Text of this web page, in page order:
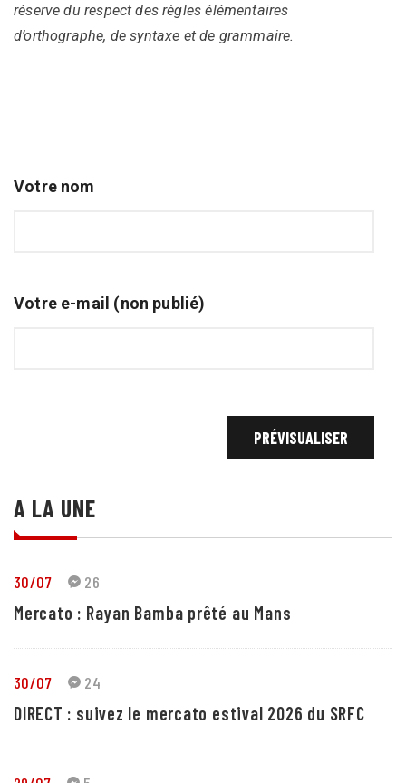
réserve du respect des règles élémentaires
d’orthographe, de syntaxe et de grammaire.
Votre nom
Votre e-mail (non publié)
A LA UNE
30/07 26
Mercato : Rayan Bamba prêté au Mans
30/07 24
DIRECT : suivez le mercato estival 2026 du SRFC